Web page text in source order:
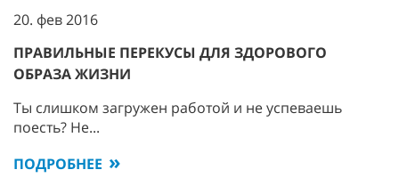
20. фев 2016
ПРАВИЛЬНЫЕ ПЕРЕКУСЫ ДЛЯ ЗДОРОВОГО
ОБРАЗА ЖИЗНИ
Ты слишком загружен работой и не успеваешь
поесть? Не...
ПОДРОБНЕЕ